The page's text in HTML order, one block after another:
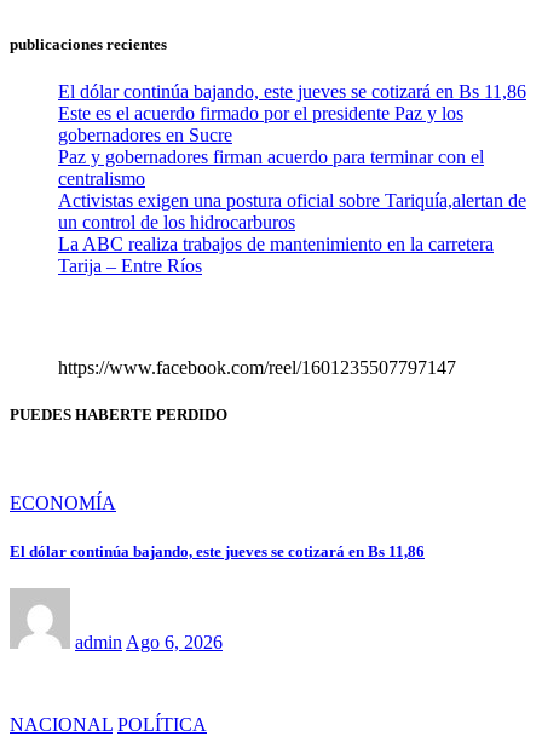
publicaciones recientes
El dólar continúa bajando, este jueves se cotizará en Bs 11,86
Este es el acuerdo firmado por el presidente Paz y los
gobernadores en Sucre
Paz y gobernadores firman acuerdo para terminar con el
centralismo
Activistas exigen una postura oficial sobre Tariquía,alertan de
un control de los hidrocarburos
La ABC realiza trabajos de mantenimiento en la carretera
Tarija – Entre Ríos
https://www.facebook.com/reel/1601235507797147
PUEDES HABERTE PERDIDO
ECONOMÍA
El dólar continúa bajando, este jueves se cotizará en Bs 11,86
admin Ago 6, 2026
NACIONAL POLÍTICA